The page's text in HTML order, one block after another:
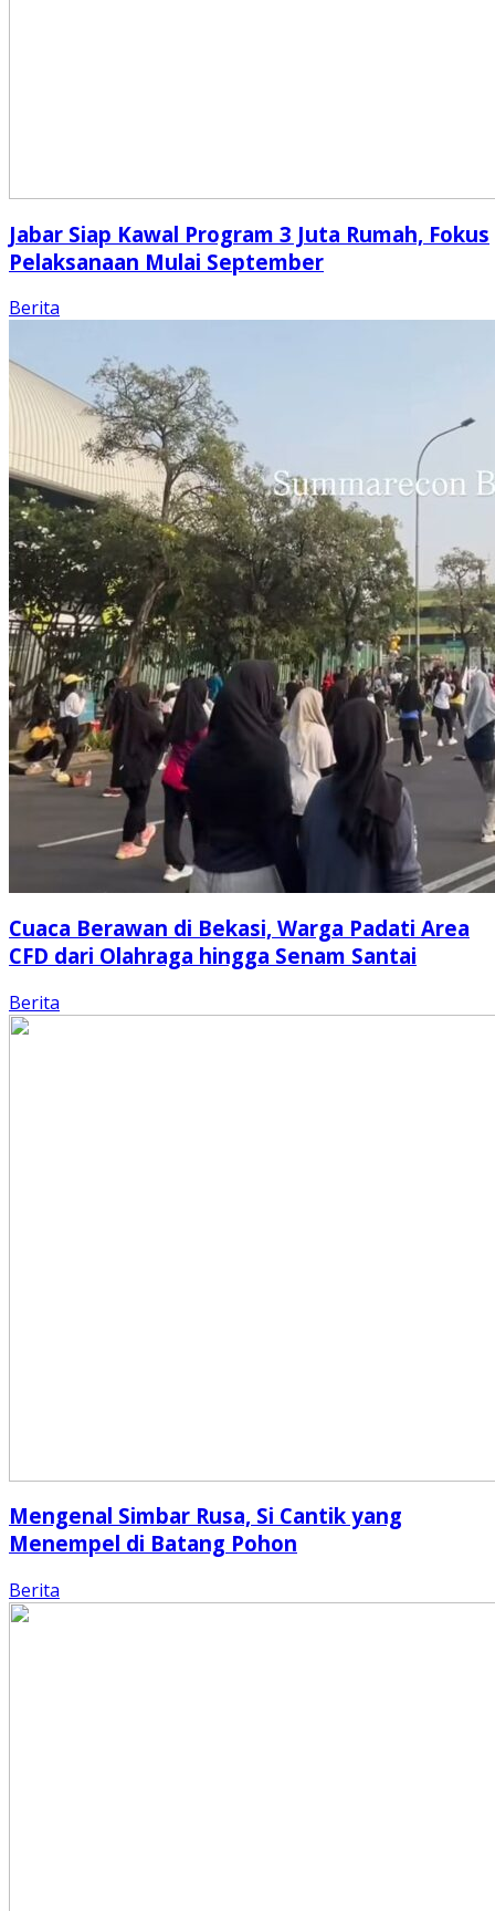
Jabar Siap Kawal Program 3 Juta Rumah, Fokus
Pelaksanaan Mulai September
Berita
Cuaca Berawan di Bekasi, Warga Padati Area
CFD dari Olahraga hingga Senam Santai
Berita
Mengenal Simbar Rusa, Si Cantik yang
Menempel di Batang Pohon
Berita